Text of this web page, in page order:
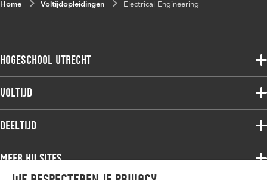
Home Voltijdopleidingen Electrical Engineering
Hogeschool Utrecht
Voltijdopleidingen
Deeltijdopleidingen
Onderzoek
Voltijd
Associate degree
Bachelor
Master
Deeltijd
Associate degree
Bachelor
Meer HU sites